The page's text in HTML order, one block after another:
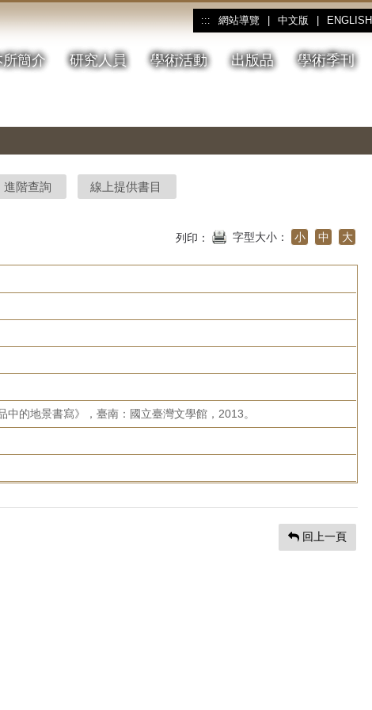
::: 網站導覽 中文版 ENGLISH
所簡介 研究人員 學術活動 出版品 學術季刊
進階查詢 線上提供書目
列印： 字型大小： 小 中 大
中的地景書寫》，臺南：國立臺灣文學館，2013。
回上一頁